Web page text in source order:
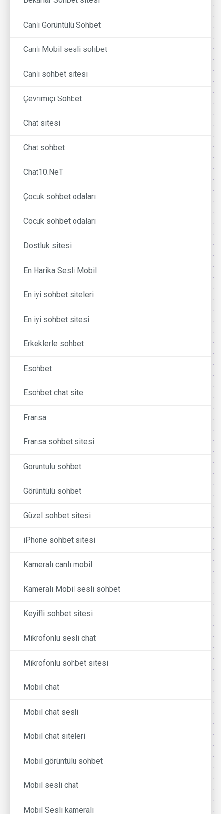
Canlı Görüntülü Sohbet
Canlı Mobil sesli sohbet
Canlı sohbet sitesi
Çevrimiçi Sohbet
Chat sitesi
Chat sohbet
Chat10.NeT
Çocuk sohbet odaları
Cocuk sohbet odaları
Dostluk sitesi
En Harika Sesli Mobil
En iyi sohbet siteleri
En iyi sohbet sitesi
Erkeklerle sohbet
Esohbet
Esohbet chat site
Fransa
Fransa sohbet sitesi
Goruntulu sohbet
Görüntülü sohbet
Güzel sohbet sitesi
iPhone sohbet sitesi
Kameralı canlı mobil
Kameralı Mobil sesli sohbet
Keyifli sohbet sitesi
Mikrofonlu sesli chat
Mikrofonlu sohbet sitesi
Mobil chat
Mobil chat sesli
Mobil chat siteleri
Mobil görüntülü sohbet
Mobil sesli chat
Mobil Sesli kameralı